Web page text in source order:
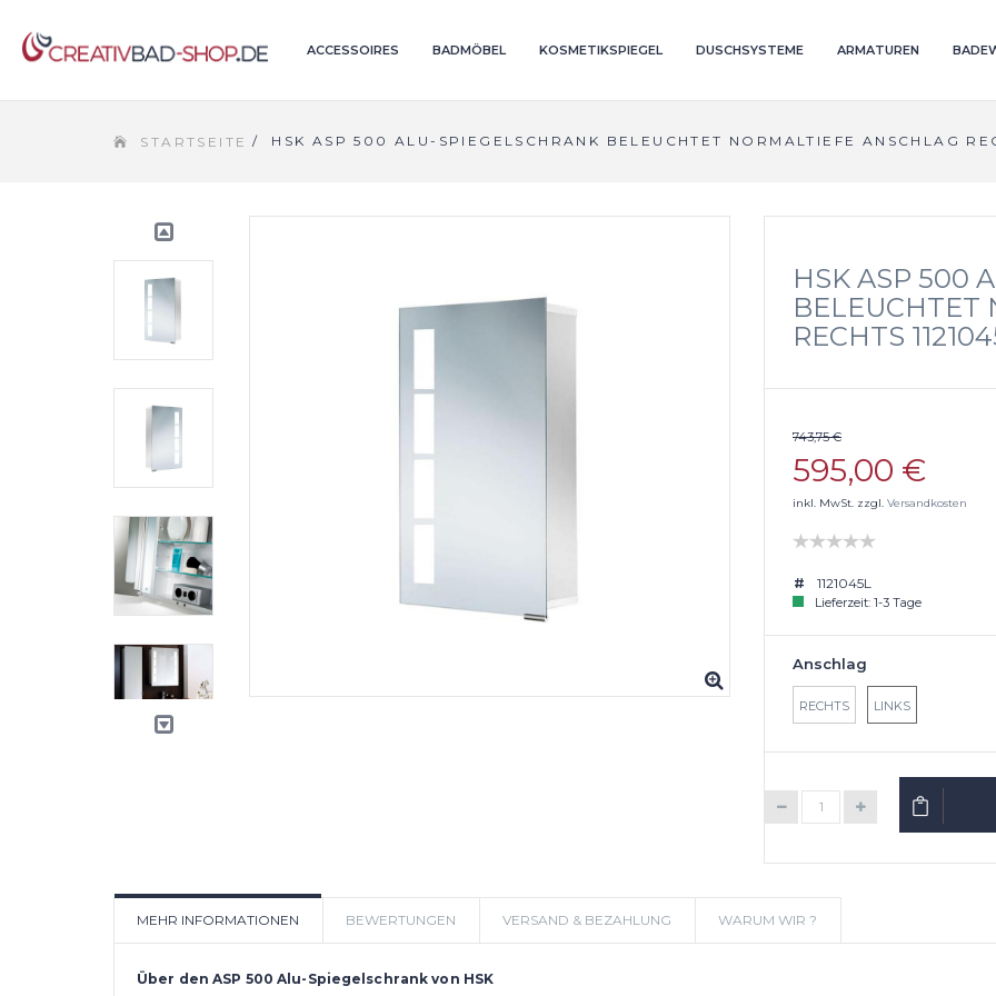
ACCESSOIRES BADMÖBEL KOSMETIKSPIEGEL DUSCHSYSTEME ARMATUREN
STARTSEITE / HSK ASP 500 ALU-SPIEGELSCHRANK BELEUCHTET NORMALTIEFE ANSCHLAG
HSK ASP 500
BELEUCHTET
RECHTS
743,75 €
595,00 €
inkl. MwSt. zzgl. Versandkosten
1121045L
Lieferzeit: 1-3 Tage
Anschlag
RECHTS LINKS
MEHR INFORMATIONEN BEWERTUNGEN VERSAND & BEZAHLUNG WARUM WIR ?
Über den ASP 500 Alu-Spiegelschrank von HSK